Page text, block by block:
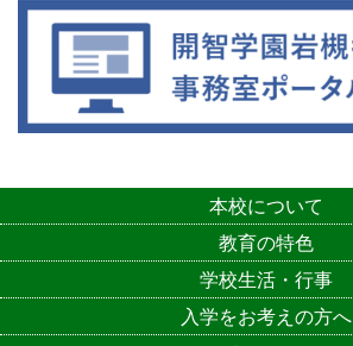
本校について
教育の特色
学校生活・行事
入学をお考えの方へ